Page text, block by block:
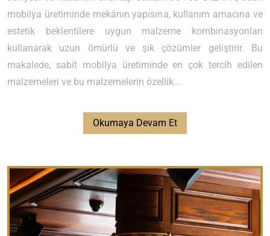
mobilya üretiminde mekânın yapısına, kullanım amacına ve
estetik beklentilere uygun malzeme kombinasyonları
kullanarak uzun ömürlü ve şık çözümler geliştirir. Bu
makalede, sabit mobilya üretiminde en çok tercih edilen
malzemeleri ve bu malzemelerin özellik...
Okumaya Devam Et